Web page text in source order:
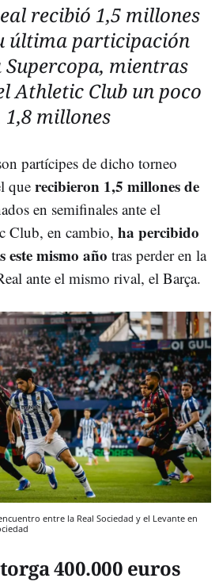
recibió 1,5 millones
última participación
Supercopa, mientras
Athletic Club un poco
1,8 millones
partícipes de dicho torneo
que recibieron 1,5 millones de
en semifinales ante el
Club, en cambio, ha percibido
este mismo año tras perder en la
ante el mismo rival, el Barça.
entre la Real Sociedad y el Levante en
400.000 euros